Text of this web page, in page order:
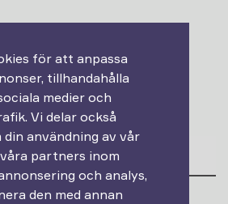
för att anpassa
tillhandahålla
medier och
Vi delar också
användning av vår
partners inom
och analys,
den med annan
vårt nyhetsbrev!